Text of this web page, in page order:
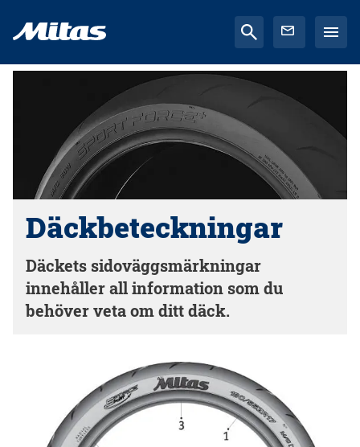
Däckbeteckningar
Däckets sidoväggsmärkningar
innehåller all information som du
behöver veta om ditt däck.